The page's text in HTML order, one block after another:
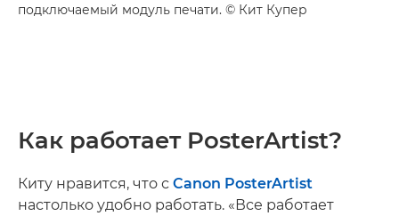
подключаемый модуль печати. © Кит Купер
Как работает PosterArtist?
Киту нравится, что с Canon PosterArtist
настолько удобно работать. «Все работает